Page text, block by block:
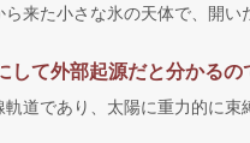
ら来た小さな氷の天体で、開い
して外部起源だと分かるの
軌道であり、太陽に重力的に束